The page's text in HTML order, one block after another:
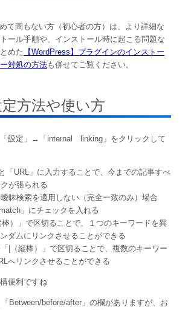
て間もない方（初心者の方）は、より詳細な
ール手順や、インストール時に起こる問題な
めた 【WordPress】プラグインのインストー
対処の方法も併せてご覧ください。
方法や使い方
設定」→「internal linking」をクリックして
「URL」に入力することで、今までの記事すべ
が張られる
昧検索を適用しない（完全一致のみ）場合
」にチェックを入れる
棒）」で区切ることで、１つのキーワードを異
ダムにリンクさせることができる
|（縦棒）」で区切ることで、複数のキーワー
へリンクさせることができる
便利ですね
Between/before/after」の欄がありますが、お